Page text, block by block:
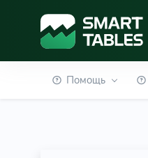
Помощь